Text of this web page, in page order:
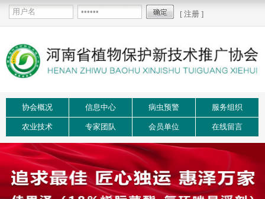
[ 注册 ]
协会概况 信息中心 病虫预警 服务组织
农业技术 专家团队 会员单位 在线留言